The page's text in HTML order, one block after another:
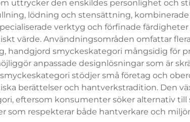
uttrycker den enskildes personlighet och
lödning och stensättning,
verktyg och förfinade
värde. Användningsområden omfattar
smyckeskategori mångsidig för
anpassade designlösningar som är
stödjer små företag och
berättelser och hantverkstradition. Den
eftersom konsumenter söker alternativ
som respekterar både hantverkare och